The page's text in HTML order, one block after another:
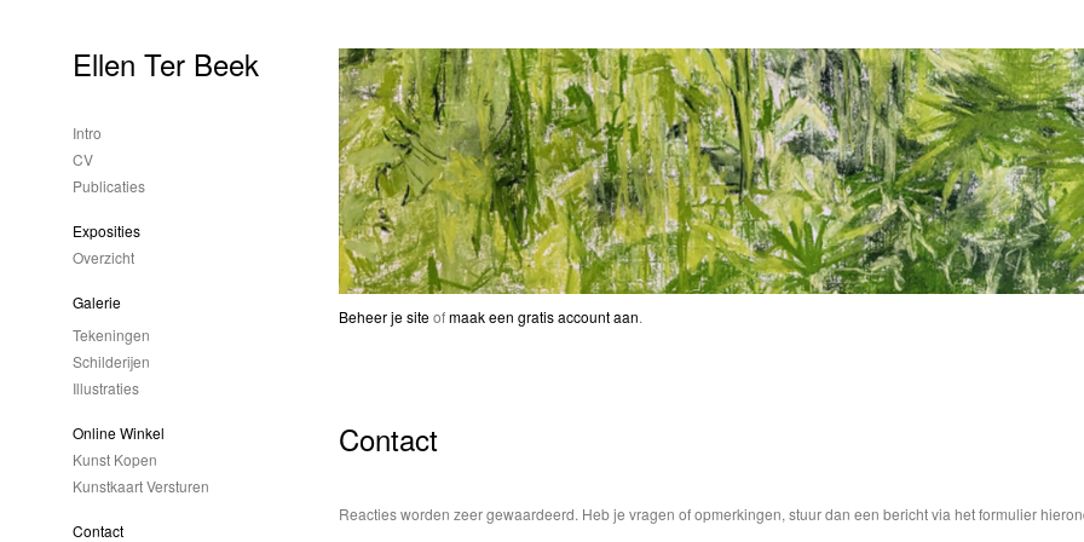
Beheer je siteofmaak een gratis account aan.
Contact
Reacties worden zeer gewaardeerd. Heb je vragen of opmerkingen, stuur dan een bericht via het formulier
Ellen Ter Beek
Intro
CV
Publicaties
Exposities
Overzicht
Galerie
Tekeningen
Schilderijen
Illustraties
Online Winkel
Kunst Kopen
Kunstkaart Versturen
Contact